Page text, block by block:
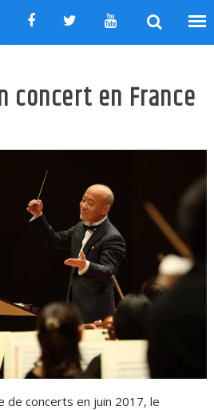
concert en France
de concerts en juin 2017, le